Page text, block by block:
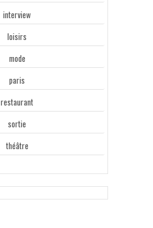
interview
loisirs
mode
paris
restaurant
sortie
théâtre